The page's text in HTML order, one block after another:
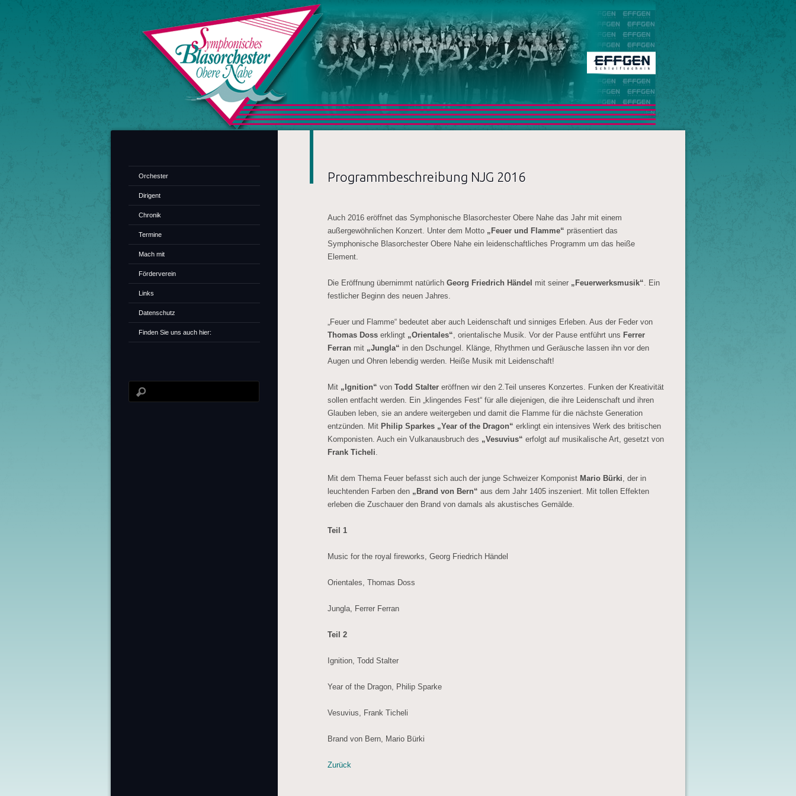
SBO Obere Nahe
Programmbeschreibung NJG 2016
Auch 2016 eröffnet das Symphonische Blasorchester Obere Nahe das Jahr mit einem
außergewöhnlichen Konzert. Unter dem Motto „Feuer und Flamme“ präsentiert das
Symphonische Blasorchester Obere Nahe ein leidenschaftliches Programm um das heiße
Element.
Die Eröffnung übernimmt natürlich Georg Friedrich Händel mit seiner „Feuerwerksmusik“. Ein
festlicher Beginn des neuen Jahres.
„Feuer und Flamme“ bedeutet aber auch Leidenschaft und sinniges Erleben. Aus der Feder von
Thomas Doss erklingt „Orientales“, orientalische Musik. Vor der Pause entführt uns Ferrer
Ferran mit „Jungla“ in den Dschungel. Klänge, Rhythmen und Geräusche lassen ihn vor den
Augen und Ohren lebendig werden. Heiße Musik mit Leidenschaft!
Mit „Ignition“ von Todd Stalter eröffnen wir den 2.Teil unseres Konzertes. Funken der Kreativität
sollen entfacht werden. Ein „klingendes Fest“ für alle diejenigen, die ihre Leidenschaft und ihren
Glauben leben, sie an andere weitergeben und damit die Flamme für die nächste Generation
entzünden. Mit Philip Sparkes „Year of the Dragon“ erklingt ein intensives Werk des britischen
Komponisten. Auch ein Vulkanausbruch des „Vesuvius“ erfolgt auf musikalische Art, gesetzt von
Frank Ticheli.
Mit dem Thema Feuer befasst sich auch der junge Schweizer Komponist Mario Bürki, der in
leuchtenden Farben den „Brand von Bern“ aus dem Jahr 1405 inszeniert. Mit tollen Effekten
erleben die Zuschauer den Brand von damals als akustisches Gemälde.
Teil 1
Music for the royal fireworks, Georg Friedrich Händel
Orientales, Thomas Doss
Jungla, Ferrer Ferran
Teil 2
Ignition, Todd Stalter
Year of the Dragon, Philip Sparke
Vesuvius, Frank Ticheli
Brand von Bern, Mario Bürki
Zurück
Orchester
Dirigent
Chronik
Termine
Mach mit
Förderverein
Links
Datenschutz
Finden Sie uns auch hier: